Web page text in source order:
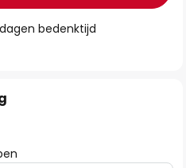
bedenktijd